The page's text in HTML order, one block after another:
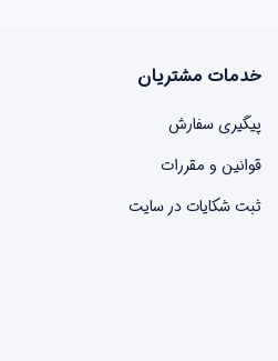
خدمات مشتریان
پیگیری سفارش
قوانین و مقررات
ثبت شکایات در سایت